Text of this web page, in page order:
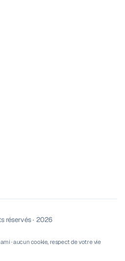
réservés · 2026
· aucun cookie, respect de votre vie